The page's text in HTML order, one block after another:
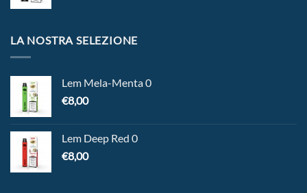
LA NOSTRA SELEZIONE
Lem Mela-Menta 0
€8,00
Lem Deep Red 0
€8,00